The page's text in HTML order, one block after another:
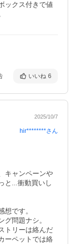
ックス付きで値
いいね 6
2025/10/7
hir********さん
キャンペーンや
と...衝動買いし
想です。
問題ナシ。
トリーは絡んだ
ーペットでは絡